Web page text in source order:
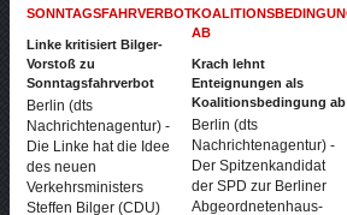
Linke kritisiert Bilger-
Vorstoß zu
Sonntagsfahrverbot
Berlin (dts
Nachrichtenagentur) -
Die Linke hat die Idee
des neuen
Verkehrsministers
Steffen Bilger (CDU)
Krach lehnt
Enteignungen als
Koalitionsbedingung ab
Berlin (dts
Nachrichtenagentur) -
Der Spitzenkandidat
der SPD zur Berliner
Abgeordnetenhaus-